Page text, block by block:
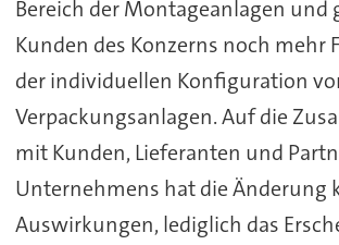
Bereich der Montageanlagen und
Kunden des Konzerns noch mehr
der individuellen Konfiguration
Verpackungsanlagen. Auf die
mit Kunden, Lieferanten und
Unternehmens hat die Änderung
Auswirkungen, lediglich das